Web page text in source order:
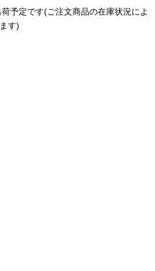
予定です(ご注文商品の在庫状況によ
す)